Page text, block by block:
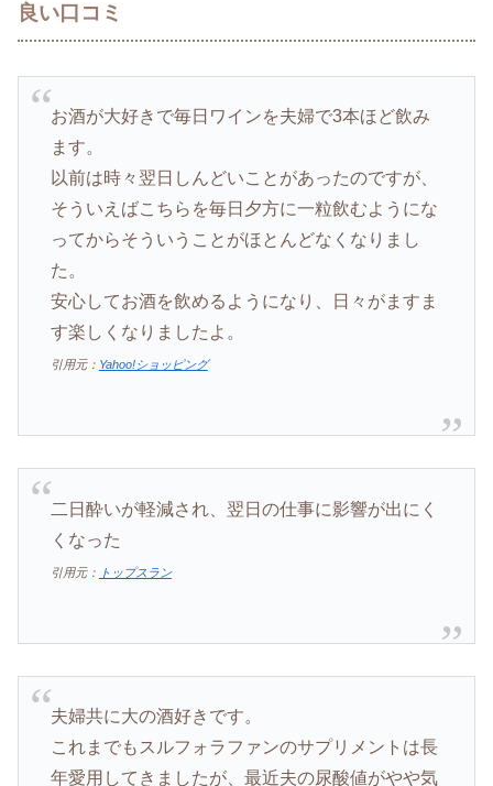
良い口コミ
お酒が大好きで毎日ワインを夫婦で3本ほど飲み
ます。
以前は時々翌日しんどいことがあったのですが、
そういえばこちらを毎日夕方に一粒飲むようにな
ってからそういうことがほとんどなくなりまし
た。
安心してお酒を飲めるようになり、日々がますま
す楽しくなりましたよ。
引用元： Yahoo!ショッピング
二日酔いが軽減され、翌日の仕事に影響が出にく
くなった
引用元： トップスラン
夫婦共に大の酒好きです。
これまでもスルフォラファンのサプリメントは長
年愛用してきましたが、最近夫の尿酸値がやや気